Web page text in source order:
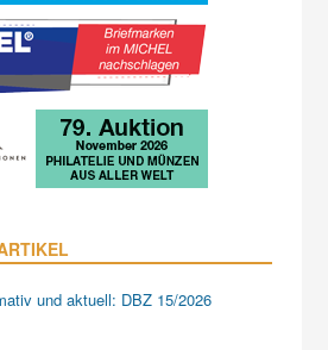
und aktuell: DBZ 15/2026